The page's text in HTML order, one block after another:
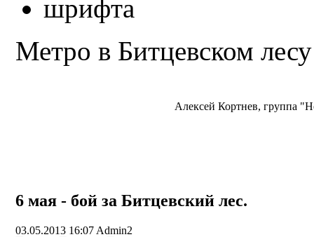
Метро в Битцевском лесу
Алексей Кортнев, группа
6 мая - бой за Битцевский лес.
03.05.2013 16:07 Admin2